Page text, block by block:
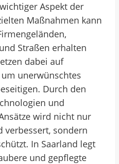
Aspekt der
Maßnahmen kann
Straßen erhalten
dabei auf
unerwünschtes
Durch den
und
wird nicht nur
verbessert, sondern
In Saarland legt
und gepflegte